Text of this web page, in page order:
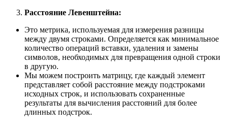
Расстояние Левенштейна:
Это метрика, используемая для измерения разницы
между двумя строками. Определяется как минимальное
количество операций вставки, удаления и замены
символов, необходимых для превращения одной строки
в другую.
Мы можем построить матрицу, где каждый элемент
представляет собой расстояние между подстроками
исходных строк, и использовать сохраненные
результаты для вычисления расстояний для более
длинных подстрок.